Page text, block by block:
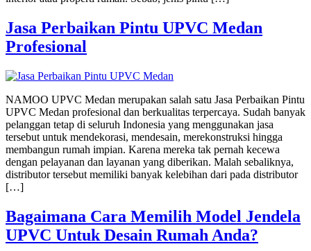
Jasa Perbaikan Pintu UPVC Medan
Profesional
NAMOO UPVC Medan merupakan salah satu Jasa Perbaikan Pintu
UPVC Medan profesional dan berkualitas terpercaya. Sudah banyak
pelanggan tetap di seluruh Indonesia yang menggunakan jasa
tersebut untuk mendekorasi, mendesain, merekonstruksi hingga
membangun rumah impian. Karena mereka tak pernah kecewa
dengan pelayanan dan layanan yang diberikan. Malah sebaliknya,
distributor tersebut memiliki banyak kelebihan dari pada distributor
[…]
Bagaimana Cara Memilih Model Jendela
UPVC Untuk Desain Rumah Anda?